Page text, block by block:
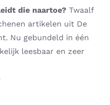
die naartoe? Twaalf
artikelen uit De
Nu gebundeld in één
leesbaar en zeer